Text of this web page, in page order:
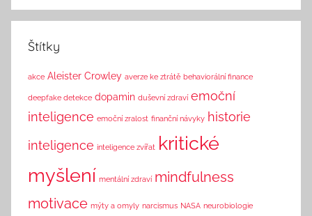
k
Štítky
akce Aleister Crowley averze ke ztrátě behaviorální finance
deepfake detekce dopamin duševní zdraví emoční
inteligence emoční zralost finanční návyky historie
inteligence inteligence zvířat kritické
myšlení mentální zdraví mindfulness
motivace mýty a omyly narcismus NASA neurobiologie